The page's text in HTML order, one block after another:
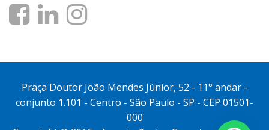
Praça Doutor João Mendes Júnior, 52 - 11° andar -
conjunto 1.101 - Centro - São Paulo - SP - CEP 01501-
000